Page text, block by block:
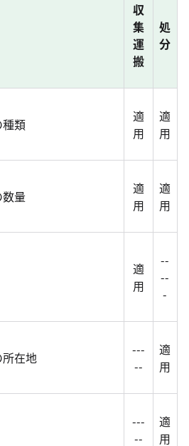
収
集
運
搬
処
分
類
適
用
適
用
量
適
用
適
用
適
用
--
--
-
在地
---
--
適
用
---
--
適
用